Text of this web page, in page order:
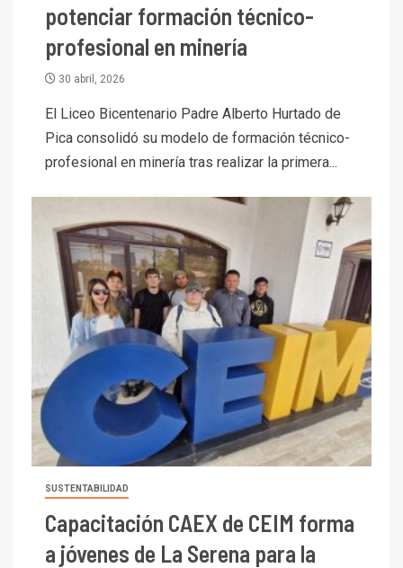
potenciar formación técnico-
profesional en minería
30 abril, 2026
El Liceo Bicentenario Padre Alberto Hurtado de
Pica consolidó su modelo de formación técnico-
profesional en minería tras realizar la primera...
SUSTENTABILIDAD
Capacitación CAEX de CEIM forma
a jóvenes de La Serena para la